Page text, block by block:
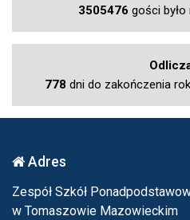
3505476 gości
778 dni do zakończenia
Adres
Zespół Szkół
w Tomaszowie Mazowieckim